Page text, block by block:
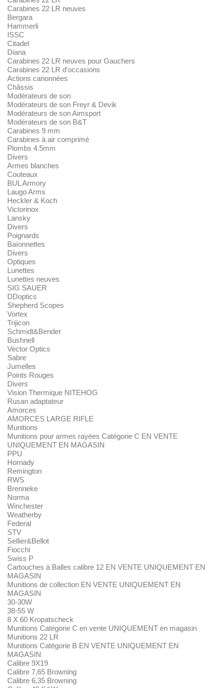
Carabines 22 LR neuves
Bergara
Hammerli
ISSC
Citadel
Diana
Carabines 22 LR neuves pour Gauchers
Carabines 22 LR d'occasions
Actions canonnées
Châssis
Modérateurs de son
Modérateurs de son Freyr & Devik
Modérateurs de son Aimsport
Modérateurs de son B&T
Carabines 9 mm
Carabines à air comprimé
Plombs 4.5mm
Divers
Armes blanches
Couteaux
BUL Armory
Laugo Arms
Heckler & Koch
Victorinox
Lansky
Divers
Poignards
Baïonnettes
Divers
Optiques
Lunettes
Lunettes neuves
SIG SAUER
DDoptics
Shepherd Scopes
Vortex
Trijicon
Schmidt&Bender
Bushnell
Vector Optics
Sabre
Jumelles
Points Rouges
Divers
Vision Thermique NITEHOG
Rusan adaptateur
Amorces
AMORCES LARGE RIFLE
Munitions
Munitions pour armes rayées Catégorie C EN VENTE
UNIQUEMENT EN MAGASIN
PPU
Hornady
Remington
RWS
Brenneke
Norma
Winchester
Weatherby
Federal
STV
Sellier&Bellot
Fiocchi
Swiss P
Cartouches à Balles calibre 12 EN VENTE UNIQUEMENT EN
MAGASIN
Munitions de collection EN VENTE UNIQUEMENT EN
MAGASIN
30-30W
38-55 W
8 X 60 Kropatscheck
Munitions Catégorie C en vente UNIQUEMENT en magasin
Munitions 22 LR
Munitions Catégorie B EN VENTE UNIQUEMENT EN
MAGASIN
Calibre 9X19
Calibre 7,65 Browning
Calibre 6,35 Browning